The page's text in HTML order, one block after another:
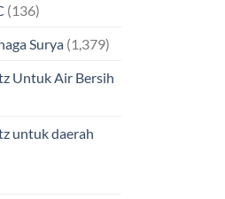
(136)
Surya(1,379)
Untuk Air Bersih
untuk daerah